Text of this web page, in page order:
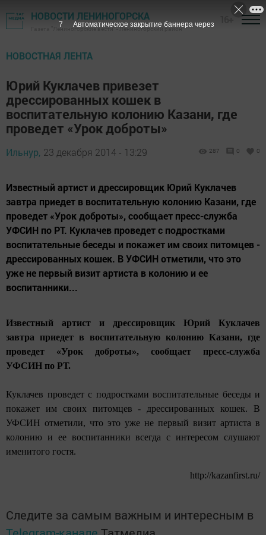
НОВОСТИ ЛЕНИНОГОРСКА
Газета "Лениногорские вести" - Лениногорский район
НОВОСТНАЯ ЛЕНТА
Юрий Куклачев привезет
дрессированных кошек в
воспитательную колонию Казани, где
проведет «Урок доброты»
Ильнур, 23 декабря 2014 - 13:29 287 0 0
Известный артист и дрессировщик Юрий Куклачев
завтра приедет в воспитательную колонию Казани, где
проведет «Урок доброты», сообщает пресс-служба
УФСИН по РТ. Куклачев проведет с подростками
воспитательные беседы и покажет им своих питомцев -
дрессированных кошек. В УФСИН отметили, что это
уже не первый визит артиста в колонию и ее
воспитанники...
Известный артист и дрессировщик Юрий Куклачев
завтра приедет в воспитательную колонию Казани, где
проведет «Урок доброты», сообщает пресс-служба
УФСИН по РТ.
Куклачев проведет с подростками воспитательные беседы и
покажет им своих питомцев - дрессированных кошек. В
УФСИН отметили, что это уже не первый визит артиста в
колонию и ее воспитанники всегда с интересом слушают
именитого гостя.
http://kazanfirst.ru/
Следите за самым важным и интересным в
6 Автоматическое закрытие баннера через